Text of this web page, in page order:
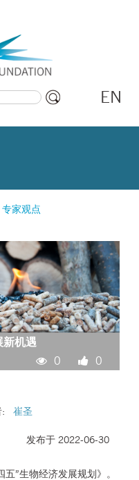
EN
专家观点
机遇
0
0
: 崔圣
发布于 2022-06-30
”生物经济发展规划》。